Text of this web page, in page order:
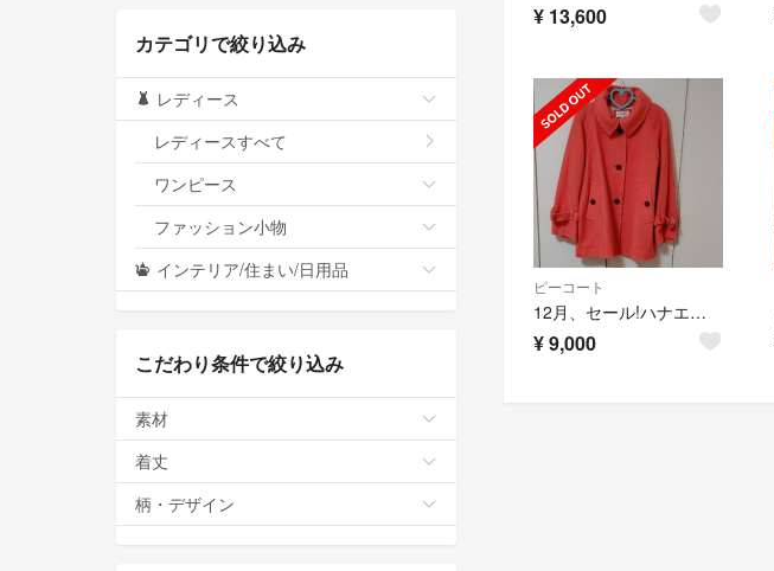
¥ 13,600
ピーコート
12月、セール!ハナエモリ アルパカショートコート サーモンピンク
¥9,000
カテゴリで絞り込み
レディース
レディースすべて
ワンピース
ファッション小物
インテリア/住まい/日用品
こだわり条件で絞り込み
素材
着丈
柄・デザイン